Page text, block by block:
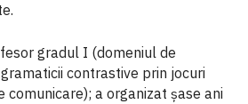
gradul I (domeniul de
contrastive prin jocuri
comunicare); a organizat șase ani